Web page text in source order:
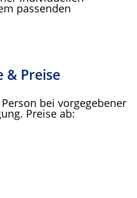
passenden
& Preise
bei vorgegebener
Preise ab: